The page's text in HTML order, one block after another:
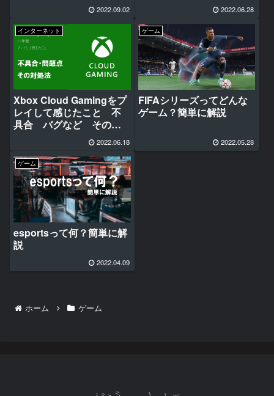
2022.09.02 2022.06.28
インターネット
Xbox Cloud Gamingをプ
レイして感じたこと 不
具合 バグなど その対
2022.06.18
ゲーム
FIFAシリーズってどんな
ゲーム？簡単に解説
2022.05.28
ゲーム
esportsって何？簡単に解
説
2022.04.09
ホーム ゲーム